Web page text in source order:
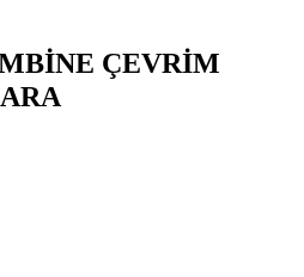
ÇEVRİM